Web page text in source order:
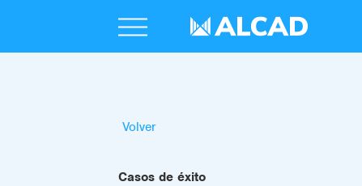
Volver
Casos de éxito